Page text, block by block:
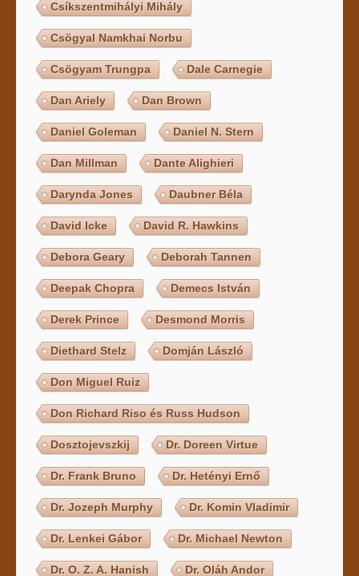
Csíkszentmihályi Mihály
Csögyal Namkhai Norbu
Csögyam Trungpa Dale Carnegie
Dan Ariely Dan Brown
Daniel Goleman Daniel N. Stern
Dan Millman Dante Alighieri
Darynda Jones Daubner Béla
David Icke David R. Hawkins
Debora Geary Deborah Tannen
Deepak Chopra Demecs István
Derek Prince Desmond Morris
Diethard Stelz Domján László
Don Miguel Ruiz
Don Richard Riso és Russ Hudson
Dosztojevszkij Dr. Doreen Virtue
Dr. Frank Bruno Dr. Hetényi Ernő
Dr. Jozeph Murphy Dr. Komin Vladimir
Dr. Lenkei Gábor Dr. Michael Newton
Dr. O. Z. A. Hanish Dr. Oláh Andor